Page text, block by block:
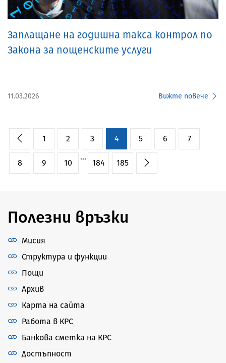
Заплащане на годишна такса контрол по
Закона за пощенските услуги
11.03.2026 Вижте повече
1 2 3 4 5 6 7
8 9 10
...
184 185
Полезни връзки
Мисия
Структура и функции
Пощи
Архив
Карта на сайта
Работа в КРС
Банкова сметка на КРС
Достъпност